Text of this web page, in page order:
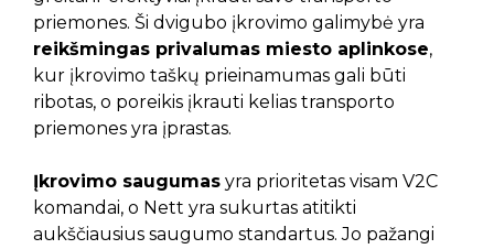
priemones. Ši dvigubo įkrovimo galimybė yra
reikšmingas privalumas miesto aplinkose,
kur įkrovimo taškų prieinamumas gali būti
ribotas, o poreikis įkrauti kelias transporto
priemones yra įprastas.
Įkrovimo saugumas yra prioritetas visam V2C
komandai, o Nett yra sukurtas atitikti
aukščiausius saugumo standartus. Jo pažangi